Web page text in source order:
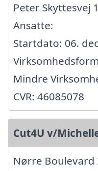
Peter Skyttesvej
Ansatte:
Startdato: 06.
Mindre
CVR: 46085078
Cut4U v/
Nørre Boulevard